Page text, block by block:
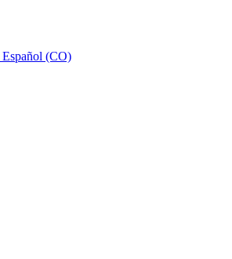
Español (CO)